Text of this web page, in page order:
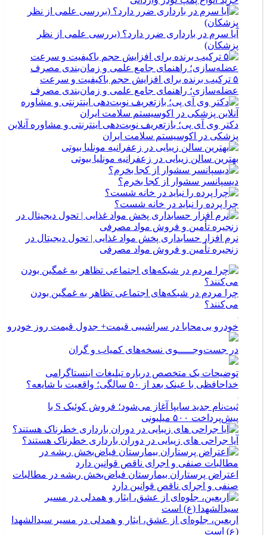
آیا سرم در بارداری ضرر دارد؟ (بررسی علمی از نظر
پزشکان)
۵ ترکیب برنده برای افزایش حجم باکیفیت و سرعت
عضله‌سازی؛ راهنمای جامع علمی و زمان‌بندی مصرف
دکتر وی آی پی؛ بازتعریف نوبت‌دهی اینترنتی و مشاوره آنلاین
پزشکی در اکوسیستم سلامت ایران
بهترین سالن زیبایی در زعفرانیه مونلیا بیوتی
دیسپانسر سشوار از کجا بخرم؟
چرا پرده را نباید در خانه شست؟
نرم افزار حسابداری پخش مواد غذایی | تحول دیجیتال در
زنجیره تأمین و فروش مواد مصرفی
چرا مردم در شبکه‌های اجتماعی تظاهر به غمگین بودن
می‌کنند؟
خودرو بی‌محابا در سراشیبی قیمت+ جدول قیمت روز خودرو
در جست‌وجـــــوی نسخه‌های کمیاب و گران
توضیحات یک متخصص درباره تبلیغات اینستاگرامی
خداحافظی با عینک بعد از ۵۰ سالگی؛ واقعیت یا شایعه؟
ثبت‌نام جدید سایپا آغاز می‌شود؛ فروش کوئیک S با
پیش‌پرداخت ۵۰۰ میلیونی
آیا جراحی های زیبایی در دوران بارداری خطرناک هستند؟
اعتراض پرستاران بیمارستان فیاض‌بخش ریشه در مطالبات
صنفی و اجرای ناقص قوانین دارد
اربعین، جلوه‌ای از عشق، ایثار و همدلی در مسیر سیدالشهدا
(ع) است